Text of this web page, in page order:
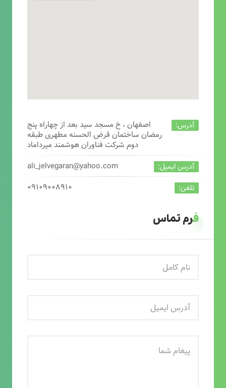
آدرس:
اصفهان ، خ مسجد سید بعد از چهاراه پنج
رمضان ساختمان قرض الحسنه مطهری طبقه
دوم شرکت فناوران هوشمند میرداماد
آدرس ایمیل: ali_jelvegaran@yahoo.com
تلفن: ۰۹۱۰۹۰۰۸۹۱۰
فرم تماس